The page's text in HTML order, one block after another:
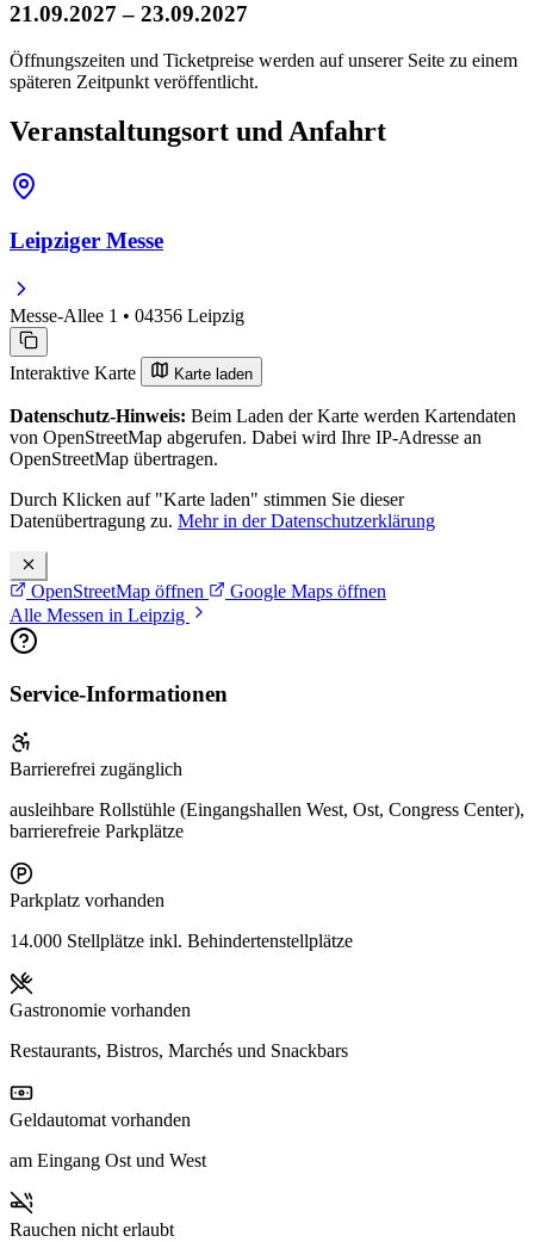
21.09.2027 – 23.09.2027
Öffnungszeiten und Ticketpreise werden auf unserer Seite zu einem
späteren Zeitpunkt veröffentlicht.
Veranstaltungsort und Anfahrt
Leipziger Messe
Messe-Allee 1 • 04356 Leipzig
Interaktive Karte Karte laden
Datenschutz-Hinweis: Beim Laden der Karte werden Kartendaten
von OpenStreetMap abgerufen. Dabei wird Ihre IP-Adresse an
OpenStreetMap übertragen.
Durch Klicken auf "Karte laden" stimmen Sie dieser
Datenübertragung zu. Mehr in der Datenschutzerklärung
OpenStreetMap öffnen
Google Maps öffnen
Alle Messen in Leipzig
Service-Informationen
Barrierefrei zugänglich
ausleihbare Rollstühle (Eingangshallen West, Ost, Congress Center),
barrierefreie Parkplätze
Parkplatz vorhanden
14.000 Stellplätze inkl. Behindertenstellplätze
Gastronomie vorhanden
Restaurants, Bistros, Marchés und Snackbars
Geldautomat vorhanden
am Eingang Ost und West
Rauchen nicht erlaubt